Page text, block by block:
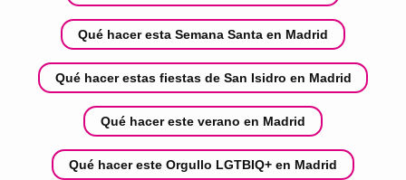
Qué hacer esta Semana Santa en Madrid
Qué hacer estas fiestas de San Isidro en Madrid
Qué hacer este verano en Madrid
Qué hacer este Orgullo LGTBIQ+ en Madrid